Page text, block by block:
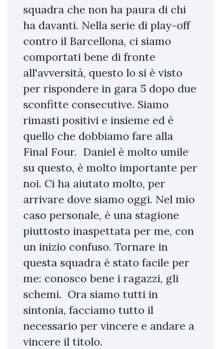
squadra che non ha paura di chi
ha davanti. Nella serie di play-off
contro il Barcellona, ci siamo
comportati bene di fronte
all'avversità, questo lo si è visto
per rispondere in gara 5 dopo due
sconfitte consecutive. Siamo
rimasti positivi e insieme ed è
quello che dobbiamo fare alla
Final Four. Daniel è molto umile
su questo, è molto importante per
noi. Ci ha aiutato molto, per
arrivare dove siamo oggi. Nel mio
caso personale, è una stagione
piuttosto inaspettata per me, con
un inizio confuso. Tornare in
questa squadra è stato facile per
me: conosco bene i ragazzi, gli
schemi. Ora siamo tutti in
sintonia, facciamo tutto il
necessario per vincere e andare a
vincere il titolo.